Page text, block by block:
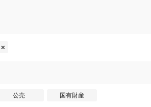
公売 国有財産